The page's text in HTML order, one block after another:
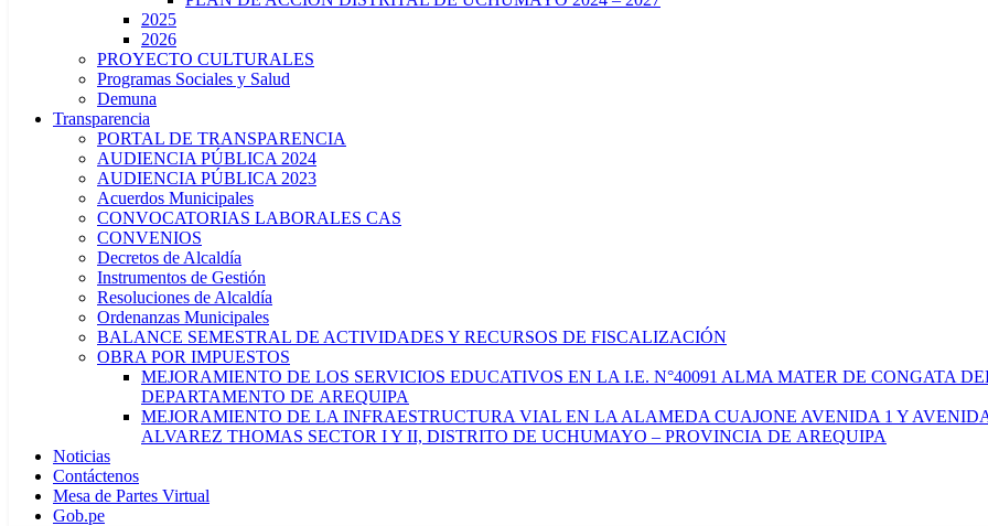
2025
2026
PROYECTO CULTURALES
Programas Sociales y Salud
Demuna
Transparencia
PORTAL DE TRANSPARENCIA
AUDIENCIA PÚBLICA 2024
AUDIENCIA PÚBLICA 2023
Acuerdos Municipales
CONVOCATORIAS LABORALES CAS
CONVENIOS
Decretos de Alcaldía
Instrumentos de Gestión
Resoluciones de Alcaldía
Ordenanzas Municipales
BALANCE SEMESTRAL DE ACTIVIDADES Y RECURSOS DE FISCALIZACIÓN
OBRA POR IMPUESTOS
MEJORAMIENTO DE LOS SERVICIOS EDUCATIVOS EN LA I.E. N°40091 ALMA MATER DE CONGATA
DEPARTAMENTO DE AREQUIPA
MEJORAMIENTO DE LA INFRAESTRUCTURA VIAL EN LA ALAMEDA CUAJONE AVENIDA 1 Y
ALVAREZ THOMAS SECTOR I Y II, DISTRITO DE UCHUMAYO – PROVINCIA DE AREQUIPA
Noticias
Contáctenos
Mesa de Partes Virtual
Gob.pe